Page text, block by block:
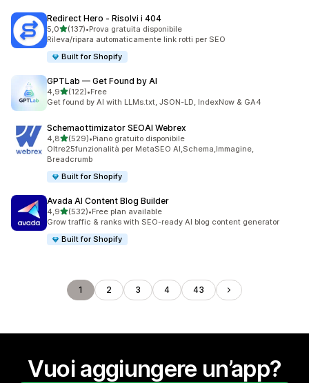
Redirect Hero ‑ Risolvi i 404
5,0stelle su 5
(137)
137 recensioni totali
•Prova gratuita disponibile
Rileva/ripara automaticamente link rotti per SEO
Built for Shopify
GPTLab — Get Found by AI
4,9stelle su 5
(122)
122 recensioni totali
•Free
Get found by AI with LLMs.txt, JSON-LD, IndexNow & GA4
Schemaottimizator SEOAI Webrex
4,8stelle su 5
(529)
529 recensioni totali
•Piano gratuito disponibile
Oltre25funzionalità per MetaSEO AI,Schema,Immagine,
Breadcrumb
Built for Shopify
Avada AI Content Blog Builder
4,9stelle su 5
(532)
532 recensioni totali
•Free plan available
Grow traffic & ranks with SEO-ready AI blog content generator
Built for Shopify
1 2 3 4 43
Vuoi aggiungere un’app?